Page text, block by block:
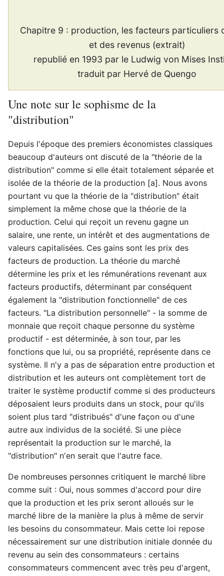
Chapitre 9 : production, les facteurs particuliers
et des revenus (extrait)
republié en 1993 par le Ludwig von Mises
traduit par Hervé de Quengo
Une note sur le sophisme de la
"distribution"
Depuis l'époque des premiers économistes classiques
beaucoup d'auteurs ont discuté de la "théorie de la
distribution" comme si elle était totalement séparée et
isolée de la théorie de la production [a]. Nous avons
pourtant vu que la théorie de la "distribution" était
simplement la même chose que la théorie de la
production. Celui qui reçoit un revenu gagne un
salaire, une rente, un intérêt et des augmentations de
valeurs capitalisées. Ces gains sont les prix des
facteurs de production. La théorie du marché
détermine les prix et les rémunérations revenant aux
facteurs productifs, déterminant par conséquent
également la "distribution fonctionnelle" de ces
facteurs. "La distribution personnelle" - la somme de
monnaie que reçoit chaque personne du système
productif - est déterminée, à son tour, par les
fonctions que lui, ou sa propriété, représente dans ce
système. Il n'y a pas de séparation entre production et
distribution et les auteurs ont complètement tort de
traiter le système productif comme si des producteurs
déposaient leurs produits dans un stock, pour qu'ils
soient plus tard "distribués" d'une façon ou d'une
autre aux individus de la société. Si une pièce
représentait la production sur le marché, la
"distribution" n'en serait que l'autre face.
De nombreuses personnes critiquent le marché libre
comme suit : Oui, nous sommes d'accord pour dire
que la production et les prix seront alloués sur le
marché libre de la manière la plus à même de servir
les besoins du consommateur. Mais cette loi repose
nécessairement sur une distribution initiale donnée du
revenu au sein des consommateurs : certains
consommateurs commencent avec très peu d'argent,